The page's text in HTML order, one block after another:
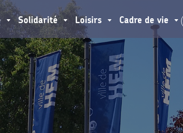
Solidarité Loisirs Cadre de vie